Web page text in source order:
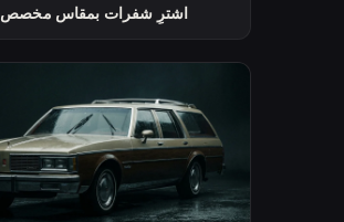
— اشترِ شفرات بمقاس مخصص